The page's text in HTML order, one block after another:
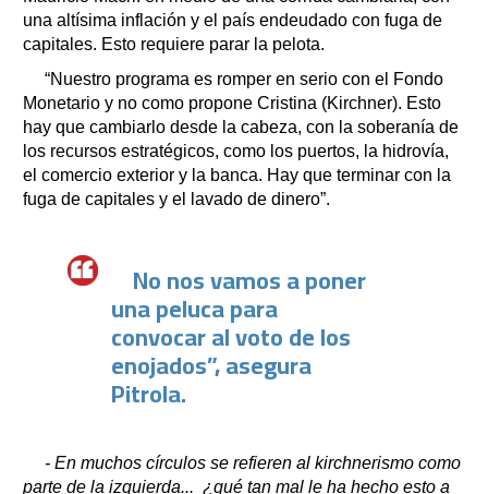
una altísima inflación y el país endeudado con fuga de
capitales. Esto requiere parar la pelota.
“Nuestro programa es romper en serio con el Fondo
Monetario y no como propone Cristina (Kirchner). Esto
hay que cambiarlo desde la cabeza, con la soberanía de
los recursos estratégicos, como los puertos, la hidrovía,
el comercio exterior y la banca. Hay que terminar con la
fuga de capitales y el lavado de dinero”.
No nos vamos a poner
una peluca para
convocar al voto de los
enojados”, asegura
Pitrola.
- En muchos círculos se refieren al kirchnerismo como
parte de la izquierda... ¿qué tan mal le ha hecho esto a